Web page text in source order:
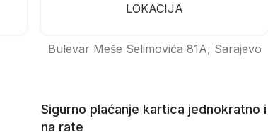
LOKACIJA
Bulevar Meše Selimovića 81A, Sarajevo
Sigurno plaćanje kartica jednokratno i
na rate